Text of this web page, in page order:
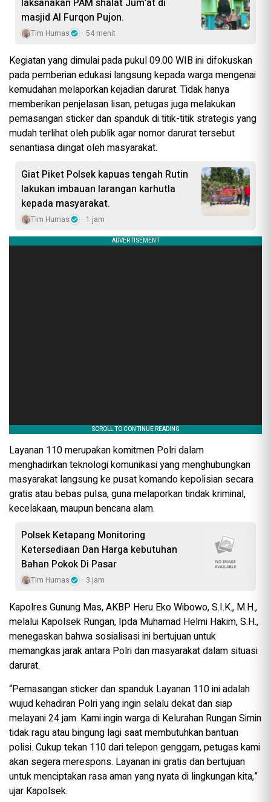
laksanakan PAM shalat Jum’at di
masjid Al Furqon Pujon.
Tim Humas 54 menit
Kegiatan yang dimulai pada pukul 09.00 WIB ini difokuskan
pada pemberian edukasi langsung kepada warga mengenai
kemudahan melaporkan kejadian darurat. Tidak hanya
memberikan penjelasan lisan, petugas juga melakukan
pemasangan sticker dan spanduk di titik-titik strategis yang
mudah terlihat oleh publik agar nomor darurat tersebut
senantiasa diingat oleh masyarakat.
Giat Piket Polsek kapuas tengah Rutin
lakukan imbauan larangan karhutla
kepada masyarakat.
Tim Humas 1 jam
Layanan 110 merupakan komitmen Polri dalam
menghadirkan teknologi komunikasi yang menghubungkan
masyarakat langsung ke pusat komando kepolisian secara
gratis atau bebas pulsa, guna melaporkan tindak kriminal,
kecelakaan, maupun bencana alam.
‎Polsek Ketapang Monitoring
Ketersediaan Dan Harga kebutuhan
Bahan Pokok Di Pasar
Tim Humas 3 jam
Kapolres Gunung Mas, AKBP Heru Eko Wibowo, S.I.K., M.H.,
melalui Kapolsek Rungan, Ipda Muhamad Helmi Hakim, S.H.,
menegaskan bahwa sosialisasi ini bertujuan untuk
memangkas jarak antara Polri dan masyarakat dalam situasi
darurat.
“Pemasangan sticker dan spanduk Layanan 110 ini adalah
wujud kehadiran Polri yang ingin selalu dekat dan siap
melayani 24 jam. Kami ingin warga di Kelurahan Rungan Simin
tidak ragu atau bingung lagi saat membutuhkan bantuan
polisi. Cukup tekan 110 dari telepon genggam, petugas kami
akan segera merespons. Layanan ini gratis dan bertujuan
untuk menciptakan rasa aman yang nyata di lingkungan kita,”
ujar Kapolsek.